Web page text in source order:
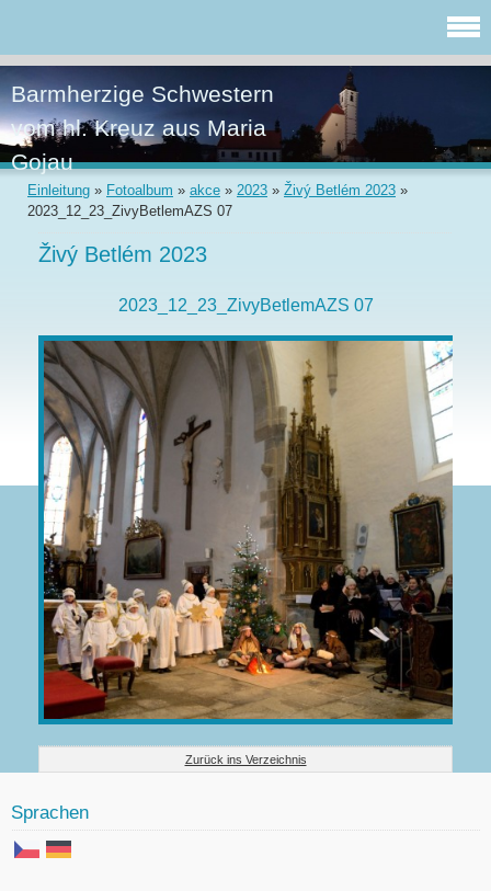
Barmherzige Schwestern
vom hl. Kreuz aus Maria
Gojau
Einleitung » Fotoalbum » akce » 2023 » Živý Betlém 2023 »
2023_12_23_ZivyBetlemAZS 07
Živý Betlém 2023
2023_12_23_ZivyBetlemAZS 07
Zurück ins Verzeichnis
Sprachen